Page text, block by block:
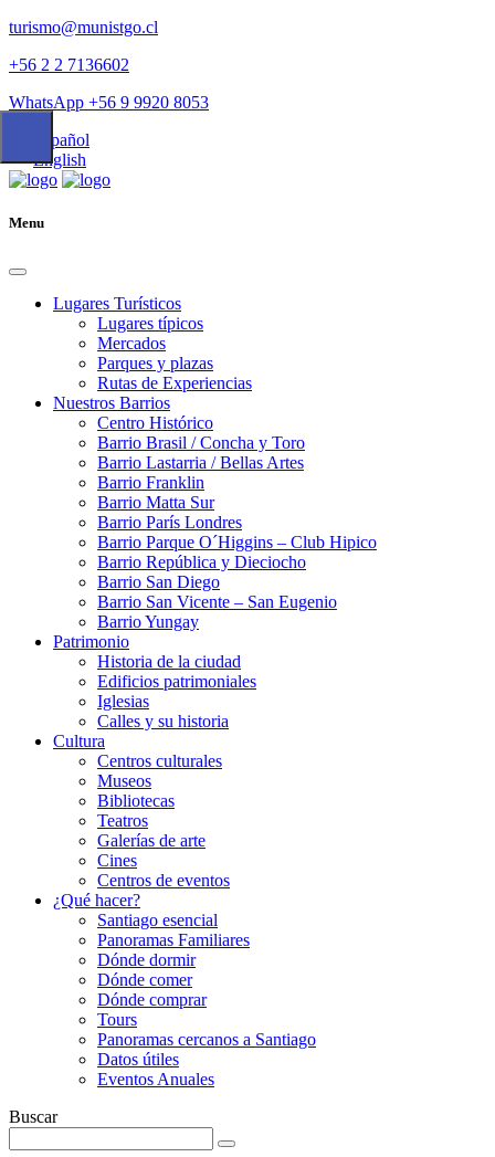
turismo@munistgo.cl
+56 2 2 7136602
WhatsApp +56 9 9920 8053
Español
English
Menu
Lugares Turísticos
Lugares tí­picos
Mercados
Parques y plazas
Rutas de Experiencias
Nuestros Barrios
Centro Histórico
Barrio Brasil / Concha y Toro
Barrio Lastarria / Bellas Artes
Barrio Franklin
Barrio Matta Sur
Barrio Parí­s Londres
Barrio Parque O´Higgins – Club Hipico
Barrio República y Dieciocho
Barrio San Diego
Barrio San Vicente – San Eugenio
Barrio Yungay
Patrimonio
Historia de la ciudad
Edificios patrimoniales
Iglesias
Calles y su historia
Cultura
Centros culturales
Museos
Bibliotecas
Teatros
Galerí­as de arte
Cines
Centros de eventos
¿Qué hacer?
Santiago esencial
Panoramas Familiares
Dónde dormir
Dónde comer
Dónde comprar
Tours
Panoramas cercanos a Santiago
Datos útiles
Eventos Anuales
Buscar